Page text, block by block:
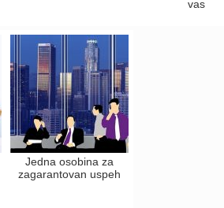
vas
Jedna osobina za
zagarantovan uspeh